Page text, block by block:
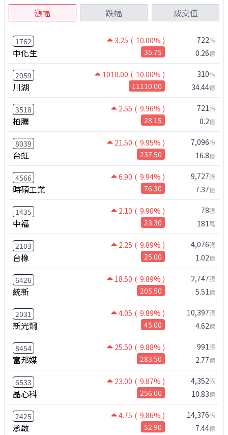
漲幅 跌幅 成交值
1762 3.25 ( 10.00% )
中化生 35.75
722張
0.26億
2059 1010.00 ( 10.00% )
川湖 11110.00
310張
34.44億
3518 2.55 ( 9.96% )
柏騰 28.15
721張
0.2億
8039 21.50 ( 9.95% )
台虹 237.50
7,096張
16.8億
4566 6.90 ( 9.94% )
時碩工業 76.30
9,727張
7.37億
1435 2.10 ( 9.90% )
中福 23.30
78張
181萬
2103 2.25 ( 9.89% )
台橡 25.00
4,076張
1.02億
6426 18.50 ( 9.89% )
統新 205.50
2,747張
5.51億
2031 4.05 ( 9.89% )
新光鋼 45.00
10,397張
4.62億
8454 25.50 ( 9.88% )
富邦媒 283.50
991張
2.77億
6533 23.00 ( 9.87% )
晶心科 256.00
4,352張
10.83億
2425 4.75 ( 9.86% )
承啟 52.90
14,376張
7.44億